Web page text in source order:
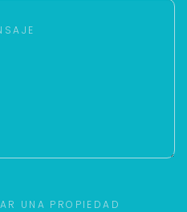
UNA PROPIEDAD